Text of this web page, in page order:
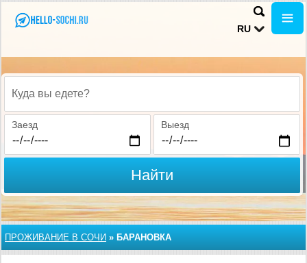
RU
Куда вы едете?
Заезд Выезд
Найти
ПРОЖИВАНИЕ В CОЧИ » БАРАНОВКА